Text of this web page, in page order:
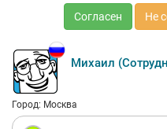
Согласен Не
Михаил
Город: Москва